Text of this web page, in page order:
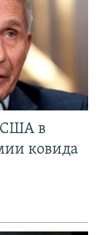
США в
ковида